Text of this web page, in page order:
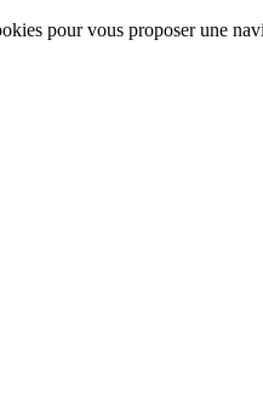
pour vous proposer une